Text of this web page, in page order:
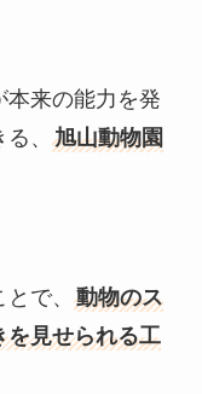
本来の能力を発
、 旭山動物園
で、 動物のス
を見せられる工